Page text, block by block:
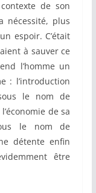
de son
nécessité, plus
espoir. C’était
à sauver ce
l’homme un
: l’introduction
le nom de
de sa
le nom de
détente enfin
être